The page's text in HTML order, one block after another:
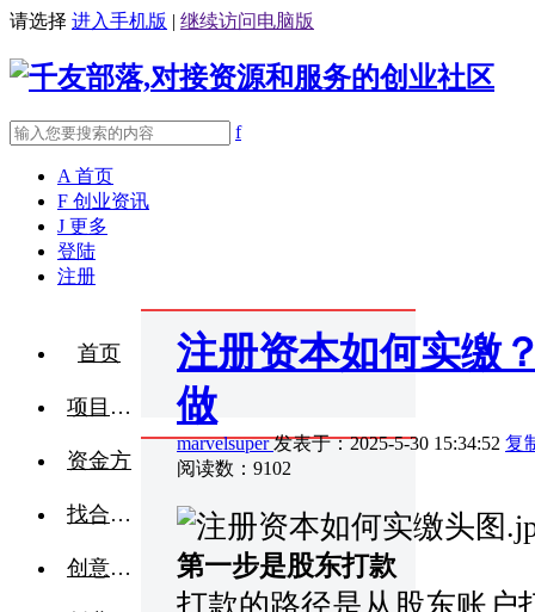
请选择 进入手机版 | 继续访问电脑版
f
A 首页
F 创业资讯
J 更多
登陆
注册
首页
项目融资
资金方
找合伙人
创意点子
注册资本如何实缴
做
marvelsuper发表于：2025-5-30 15:34:52 复
阅读数：9102
第一步是股东打款